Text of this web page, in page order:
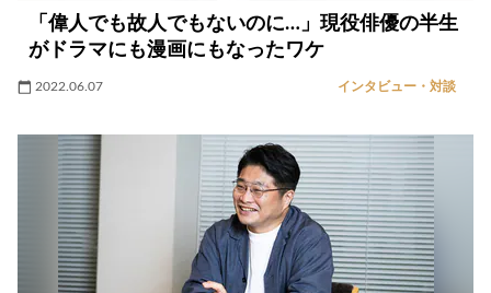
「偉人でも故人でもないのに…」現役俳優の半生
がドラマにも漫画にもなったワケ
2022.06.07 インタビュー・対談